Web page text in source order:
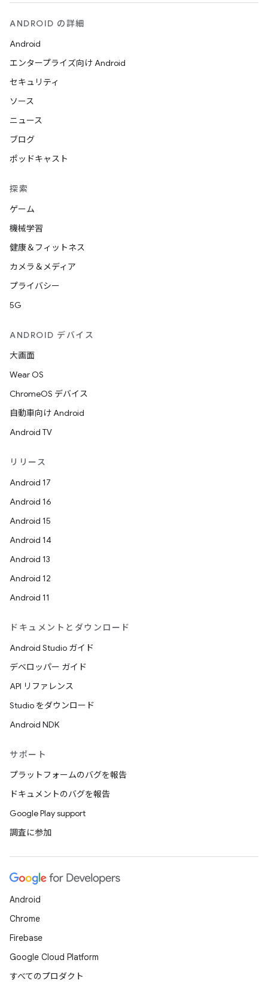
ANDROID の詳細
Android
エンタープライズ向け Android
セキュリティ
ソース
ニュース
ブログ
ポッドキャスト
探索
ゲーム
機械学習
健康＆フィットネス
カメラ＆メディア
プライバシー
5G
ANDROID デバイス
大画面
Wear OS
ChromeOS デバイス
自動車向け Android
Android TV
リリース
Android 17
Android 16
Android 15
Android 14
Android 13
Android 12
Android 11
ドキュメントとダウンロード
Android Studio ガイド
デベロッパー ガイド
API リファレンス
Studio をダウンロード
Android NDK
サポート
プラットフォームのバグを報告
ドキュメントのバグを報告
Google Play support
調査に参加
Android
Chrome
Firebase
Google Cloud Platform
すべてのプロダクト